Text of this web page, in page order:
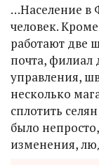
…Население в
человек.
работают две
почта, филиал
управления,
несколько
сплотить
было
изменения,